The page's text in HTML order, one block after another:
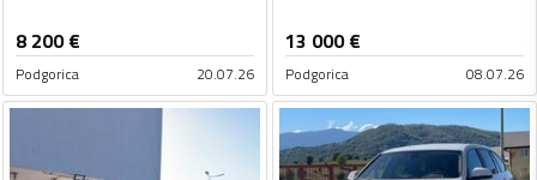
8 200€
Podgorica 20.07.26
13 000€
Podgorica 08.07.26